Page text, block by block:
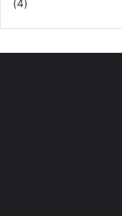
(4)